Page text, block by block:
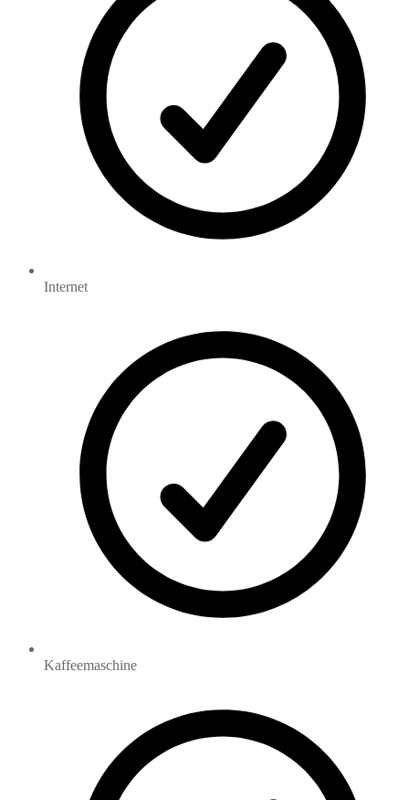
Internet
Kaffeemaschine